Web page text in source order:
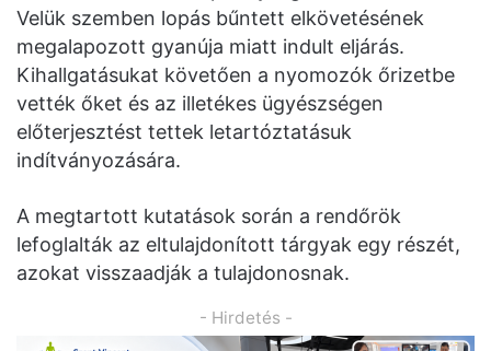
Velük szemben lopás bűntett elkövetésének
megalapozott gyanúja miatt indult eljárás.
Kihallgatásukat követően a nyomozók őrizetbe
vették őket és az illetékes ügyészségen
előterjesztést tettek letartóztatásuk
indítványozására.
A megtartott kutatások során a rendőrök
lefoglalták az eltulajdonított tárgyak egy részét,
azokat visszaadják a tulajdonosnak.
- Hirdetés -